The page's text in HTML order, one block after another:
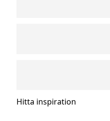
Hitta inspiration